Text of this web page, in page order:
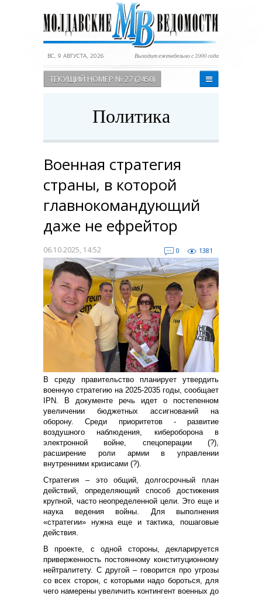
ВС, 9 АВГУСТА, 2026 Выходит еженедельно с 2000 года
ТЕКУЩИЙ НОМЕР № 27 (2450)
Политика
Военная стратегия
страны, в которой
главнокомандующий
даже не ефрейтор
06.10.2025, 14:52 0 1381
В среду правительство планирует утвердить
военную стратегию на 2025-2035 годы, сообщает
IPN. В документе речь идет о постепенном
увеличении бюджетных ассигнований на
оборону. Среди приоритетов - развитие
воздушного наблюдения, кибероборона в
электронной войне, спецоперации (?),
расширение роли армии в управлении
внутренними кризисами (?).
Стратегия – это общий, долгосрочный план
действий, определяющий способ достижения
крупной, часто неопределенной цели. Это еще и
наука ведения войны. Для выполнения
«стратегии» нужна еще и тактика, пошаговые
действия.
В проекте, с одной стороны, декларируется
приверженность постоянному конституционному
нейтралитету. С другой – говорится про угрозы
со всех сторон, с которыми надо бороться, для
чего намерены увеличить контингент военных до